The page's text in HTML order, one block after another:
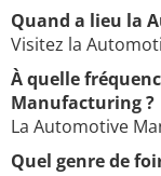
Quand a lieu la
Visitez la
À quelle
Manufacturing ?
La Automotive
Quel genre de